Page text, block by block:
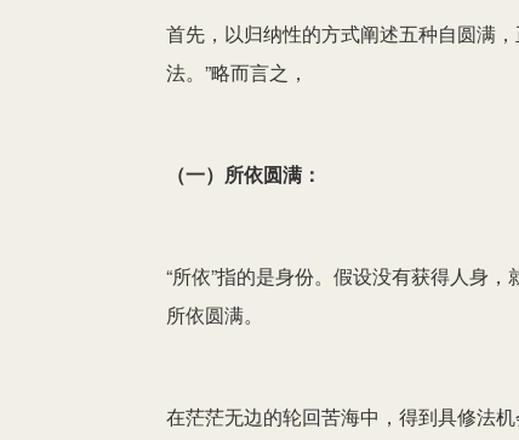
首先，以归纳性的方式阐述五种自圆满
法。”略而言之，
（一）所依圆满：
“所依”指的是身份。假设没有获得人身
所依圆满。
在茫茫无边的轮回苦海中，得到具修法